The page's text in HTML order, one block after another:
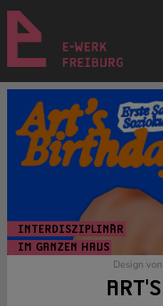
INTERDISZIPLINÄR
IM GANZEN HAUS
Design